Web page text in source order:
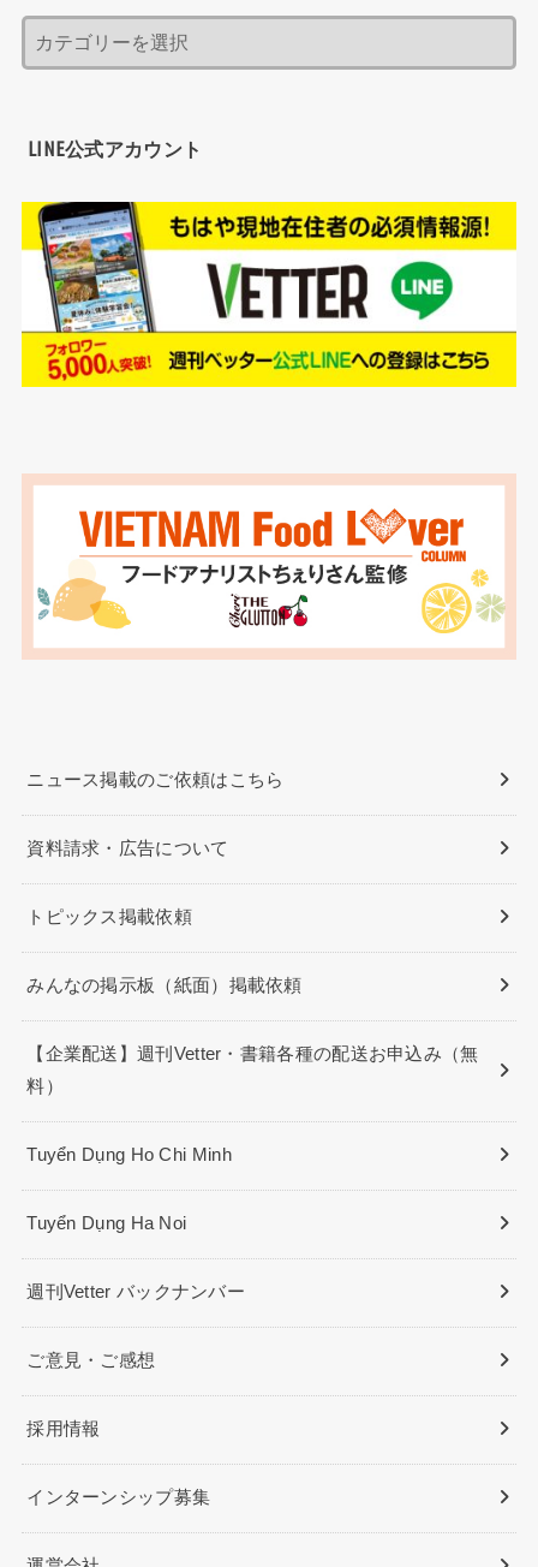
LINE公式アカウント
ニュース掲載のご依頼はこちら
資料請求・広告について
トピックス掲載依頼
みんなの掲示板（紙面）掲載依頼
【企業配送】週刊Vetter・書籍各種の配送お申込み（無
料）
Tuyển Dụng Ho Chi Minh
Tuyển Dụng Ha Noi
週刊Vetter バックナンバー
ご意見・ご感想
採用情報
インターンシップ募集